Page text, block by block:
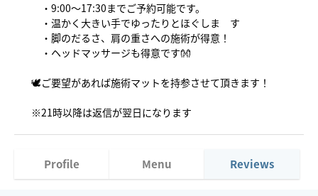
・9:00〜17:30までご予約可能です。
・温かく大きい手でゆったりとほぐしま す
・脚のだるさ、肩の重さへの施術が得意！
・ヘッドマッサージも得意です👐
🕊️ご要望があれば施術マットを持参させて頂きます！
※21時以降は返信が翌日になります
Profile Menu Reviews